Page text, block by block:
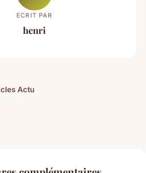
ECRIT PAR
henri
Actu